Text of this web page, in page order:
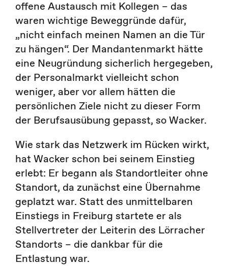
offene Austausch mit Kollegen – das
waren wichtige Beweggründe dafür,
„nicht einfach meinen Namen an die Tür
zu hängen“. Der Mandantenmarkt hätte
eine Neugründung sicherlich hergegeben,
der Personalmarkt vielleicht schon
weniger, aber vor allem hätten die
persönlichen Ziele nicht zu dieser Form
der Berufsausübung gepasst, so Wacker.
Wie stark das Netzwerk im Rücken wirkt,
hat Wacker schon bei seinem Einstieg
erlebt: Er begann als Standortleiter ohne
Standort, da zunächst eine Übernahme
geplatzt war. Statt des unmittelbaren
Einstiegs in Freiburg startete er als
Stellvertreter der Leiterin des Lörracher
Standorts – die dankbar für die
Entlastung war.